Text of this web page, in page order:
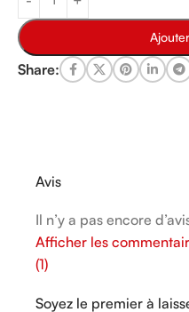
Share:
Avis
Il n’y a pas encore
Afficher les
(1)
Soyez le premier à